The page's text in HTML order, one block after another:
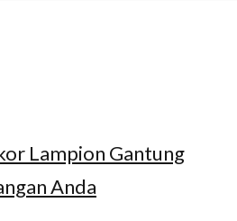
Lampion Gantung
Anda